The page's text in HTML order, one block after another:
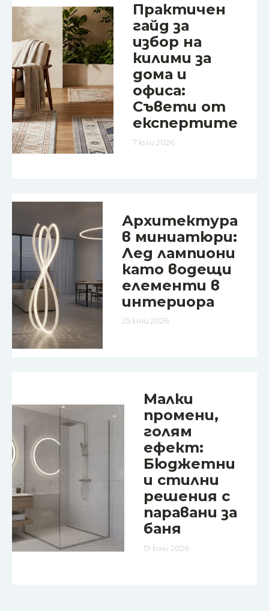
Практичен
гайд за
избор на
килими за
дома и
офиса:
Съвети от
експертите
7 юли 2026
Архитектура
в миниатюри:
Лед лампиони
като водещи
елементи в
интериора
25 юни 2026
Малки
промени,
голям
ефект:
Бюджетни
и стилни
решения с
паравани за
баня
19 юни 2026